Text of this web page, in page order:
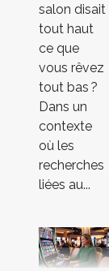
salon disait
tout haut
ce que
vous rêvez
tout bas ?
Dans un
contexte
où les
recherches
liées au...